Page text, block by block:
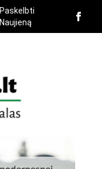
Paskelbti
Naujieną